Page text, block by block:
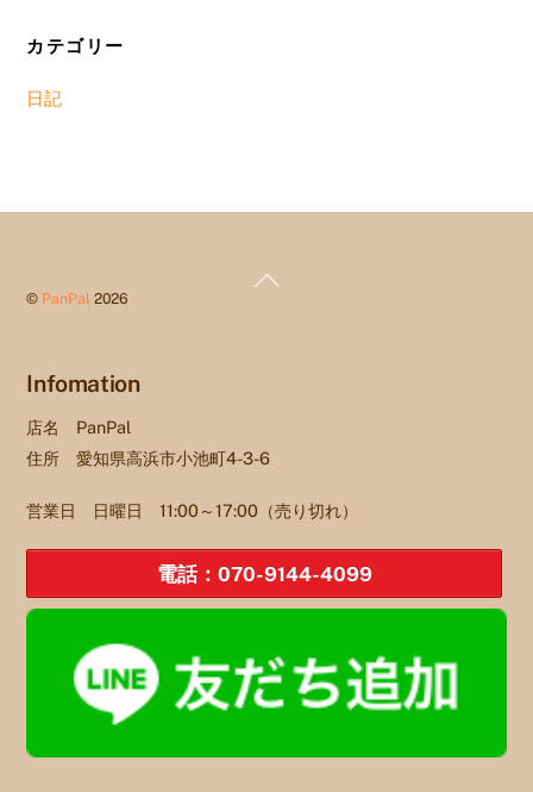
カテゴリー
日記
Back
© PanPal 2026
Infomation
店名 PanPal
住所 愛知県高浜市小池町4-3-6
営業日 日曜日 11:00～17:00（売り切れ）
電話：070-9144-4099